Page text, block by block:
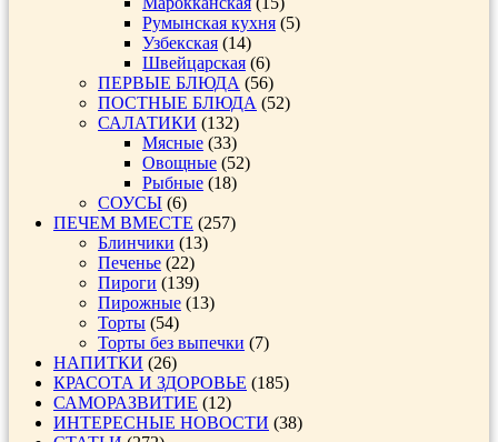
Румынская кухня (5)
Узбекская (14)
Швейцарская (6)
ПЕРВЫЕ БЛЮДА (56)
ПОСТНЫЕ БЛЮДА (52)
САЛАТИКИ (132)
Мясные (33)
Овощные (52)
Рыбные (18)
СОУСЫ (6)
ПЕЧЕМ ВМЕСТЕ (257)
Блинчики (13)
Печенье (22)
Пироги (139)
Пирожные (13)
Торты (54)
Торты без выпечки (7)
НАПИТКИ (26)
КРАСОТА И ЗДОРОВЬЕ (185)
САМОРАЗВИТИЕ (12)
ИНТЕРЕСНЫЕ НОВОСТИ (38)